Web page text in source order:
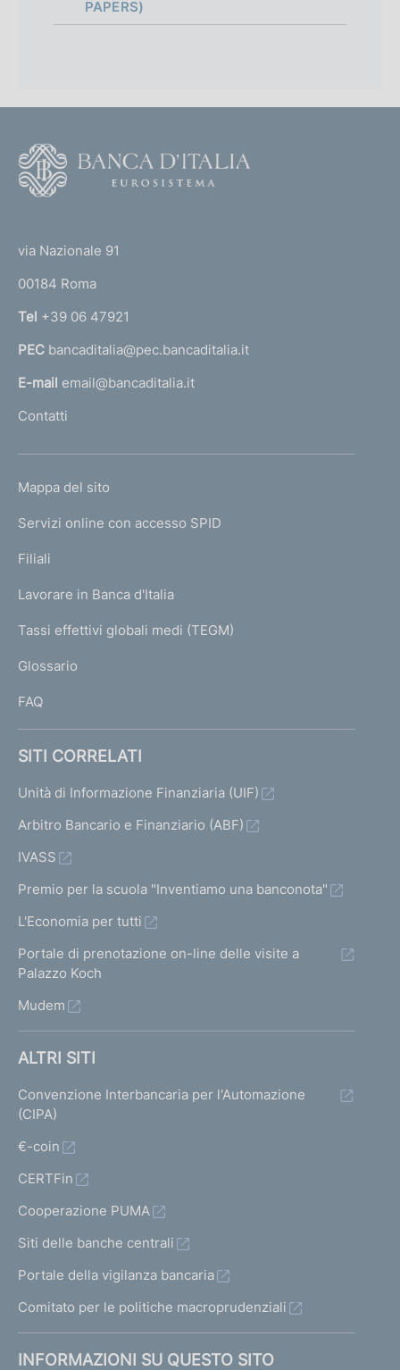
r
f
o
d
i
m
e
n
t
o
PAPERS)
r
n
a
l
'
m
e
a
g
via Nazionale 91
00184 Roma
Tel +39 06 47921
PEC bancaditalia@pec.bancaditalia.it
E-mail email@bancaditalia.it
Contatti
L
N
K
T
I
I
Mappa del sito
Servizi online con accesso SPID
Filiali
Lavorare in Banca d'Italia
Tassi effettivi globali medi (TEGM)
Glossario
FAQ
SITI CORRELATI
Unità di Informazione Finanziaria (UIF)
Arbitro Bancario e Finanziario (ABF)
IVASS
Premio per la scuola "Inventiamo una banconota"
L'Economia per tutti
Portale di prenotazione on-line delle visite a
Palazzo Koch
Mudem
ALTRI SITI
Convenzione Interbancaria per l'Automazione
(CIPA)
€-coin
CERTFin
Cooperazione PUMA
Siti delle banche centrali
Portale della vigilanza bancaria
Comitato per le politiche macroprudenziali
INFORMAZIONI SU QUESTO SITO